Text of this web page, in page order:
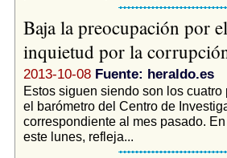
Baja la preocupación por
inquietud por la
2013-10-08 Fuente: heraldo.es
Estos siguen siendo son los
el barómetro del Centro de
correspondiente al mes pasado.
este lunes, refleja...